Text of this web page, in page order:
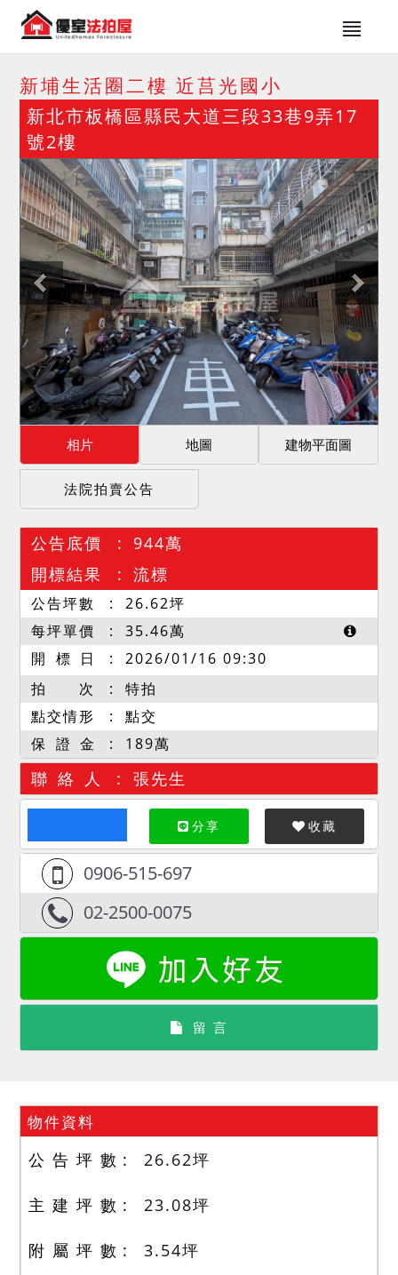
新埔生活圈二樓 近莒光國小
新北市板橋區縣民大道三段33巷9弄17
號2樓
相片 地圖 建物平面圖
法院拍賣公告
公告底價
944萬
開標結果
流標
公告坪數 26.62坪
每坪單價
35.46萬
開 標 日
2026/01/16 09:30
拍 次
特拍
點交情形
點交
保 證 金
189萬
聯 絡 人 張先生
分享 收藏
0906-515-697
02-2500-0075
留 言
物件資料
公 告 坪 數 26.62坪
主 建 坪 數 23.08坪
附 屬 坪 數 3.54坪